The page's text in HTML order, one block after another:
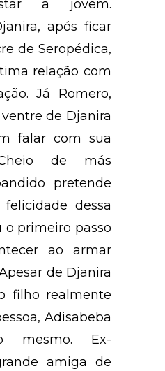
a jovem.
após ficar
de Seropédica,
relação com
Já Romero,
de Djanira
falar com sua
de más
pretende
dessa
o primeiro passo
ao armar
de Djanira
filho realmente
Adisabeba
mesmo. Ex-
amiga de